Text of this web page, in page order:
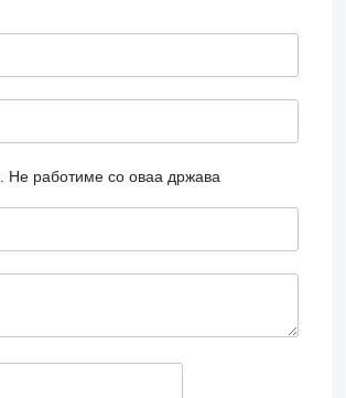
Не работиме со оваа држава